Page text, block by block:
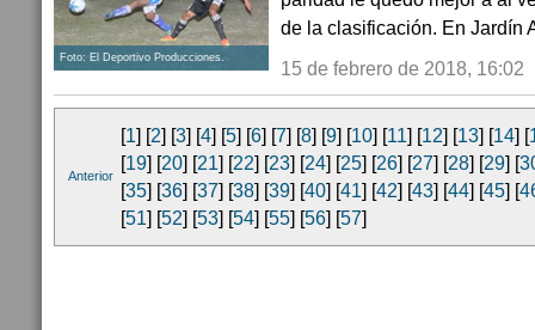
Foto: El Deportivo Producciones.
de la clasificación. En Jardín
15 de febrero de 2018, 16:02
Anterior
[1] [2] [3] [4] [5] [6] [7] [8] [9] [10] [11] [12] [13] [14] [
[19] [20] [21] [22] [23] [24] [25] [26] [27] [28] [29] [
[35] [36] [37] [38] [39] [40] [41] [42] [43] [44] [45] [
[51] [52] [53] [54] [55] [56] [57]